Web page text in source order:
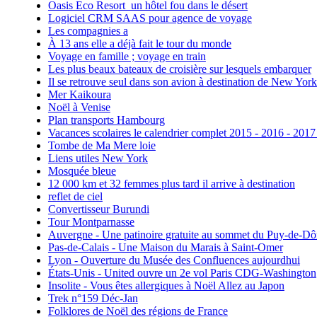
Oasis Eco Resort un hôtel fou dans le désert
Logiciel CRM SAAS pour agence de voyage
Les compagnies a
À 13 ans elle a déjà fait le tour du monde
Voyage en famille ; voyage en train
Les plus beaux bateaux de croisière sur lesquels embarquer
Il se retrouve seul dans son avion à destination de New York
Mer Kaikoura
Noël à Venise
Plan transports Hambourg
Vacances scolaires le calendrier complet 2015 - 2016 -
Tombe de Ma Mere loie
Liens utiles New York
Mosquée bleue
12 000 km et 32 femmes plus tard il arrive à destination
reflet de ciel
Convertisseur Burundi
Tour Montparnasse
Auvergne - Une patinoire gratuite au sommet du Puy-de-
Pas-de-Calais - Une Maison du Marais à Saint-Omer
Lyon - Ouverture du Musée des Confluences aujourdhui
États-Unis - United ouvre un 2e vol Paris CDG-Washington
Insolite - Vous êtes allergiques à Noël Allez au Japon
Trek n°159 Déc-Jan
Folklores de Noël des régions de France